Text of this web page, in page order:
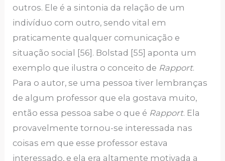
outros. Ele é a sintonia da relação de um
indivíduo com outro, sendo vital em
praticamente qualquer comunicação e
situação social [56]. Bolstad [55] aponta um
exemplo que ilustra o conceito de Rapport.
Para o autor, se uma pessoa tiver lembranças
de algum professor que ela gostava muito,
então essa pessoa sabe o que é Rapport. Ela
provavelmente tornou-se interessada nas
coisas em que esse professor estava
interessado, e ela era altamente motivada a